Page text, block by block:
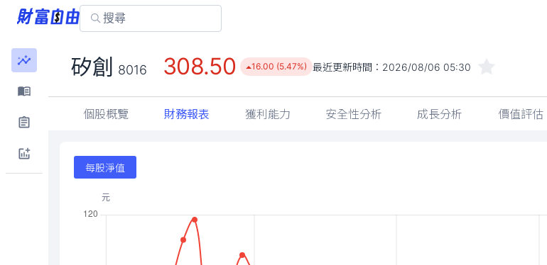
矽創 8016 308.50 16.00 (5.47%) 最近更新時間： 2026/08/06 05:30
個股概覽 財務報表 獲利能力 安全性分析 成長分析 價值評估
每股淨值